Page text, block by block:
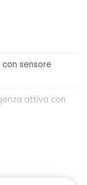
sensore
attiva con